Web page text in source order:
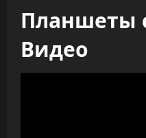
Планшеты
Видео